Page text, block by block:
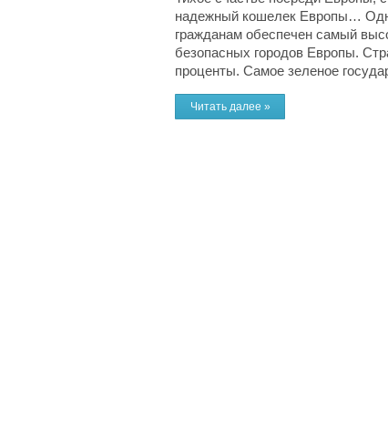
надежный кошелек Европы…
гражданам обеспечен самый
безопасных городов Европы.
проценты. Самое зеленое
Читать далее »